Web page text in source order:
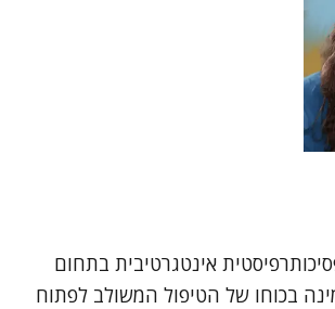
אינטגרטיבית בתחום
בכוחו של הטיפול המשולב לפתוח